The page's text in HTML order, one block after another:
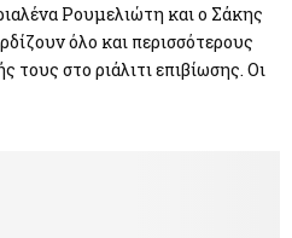
Ρουμελιώτη και ο Σάκης
όλο και περισσότερους
στο ριάλιτι επιβίωσης. Οι